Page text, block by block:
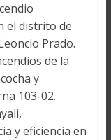
el distrito de
Prado.
de la
y
103-02.
y eficiencia en